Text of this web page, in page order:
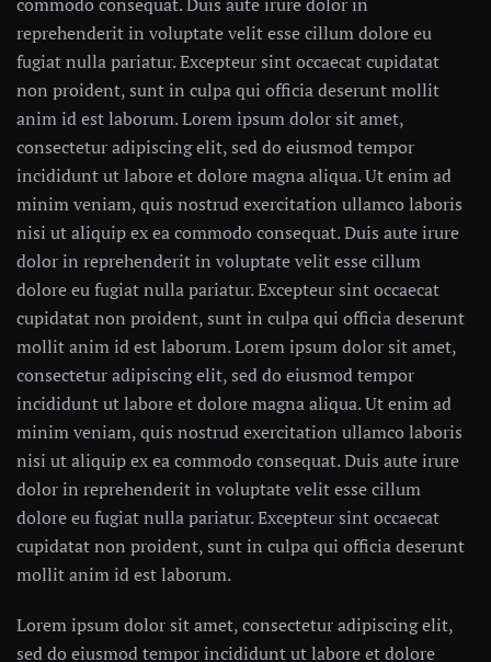
reprehenderit in voluptate velit esse cillum dolore eu
fugiat nulla pariatur. Excepteur sint occaecat cupidatat
non proident, sunt in culpa qui officia deserunt mollit
anim id est laborum. Lorem ipsum dolor sit amet,
consectetur adipiscing elit, sed do eiusmod tempor
incididunt ut labore et dolore magna aliqua. Ut enim ad
minim veniam, quis nostrud exercitation ullamco laboris
nisi ut aliquip ex ea commodo consequat. Duis aute irure
dolor in reprehenderit in voluptate velit esse cillum
dolore eu fugiat nulla pariatur. Excepteur sint occaecat
cupidatat non proident, sunt in culpa qui officia deserunt
mollit anim id est laborum. Lorem ipsum dolor sit amet,
consectetur adipiscing elit, sed do eiusmod tempor
incididunt ut labore et dolore magna aliqua. Ut enim ad
minim veniam, quis nostrud exercitation ullamco laboris
nisi ut aliquip ex ea commodo consequat. Duis aute irure
dolor in reprehenderit in voluptate velit esse cillum
dolore eu fugiat nulla pariatur. Excepteur sint occaecat
cupidatat non proident, sunt in culpa qui officia deserunt
mollit anim id est laborum.
Lorem ipsum dolor sit amet, consectetur adipiscing elit,
sed do eiusmod tempor incididunt ut labore et dolore